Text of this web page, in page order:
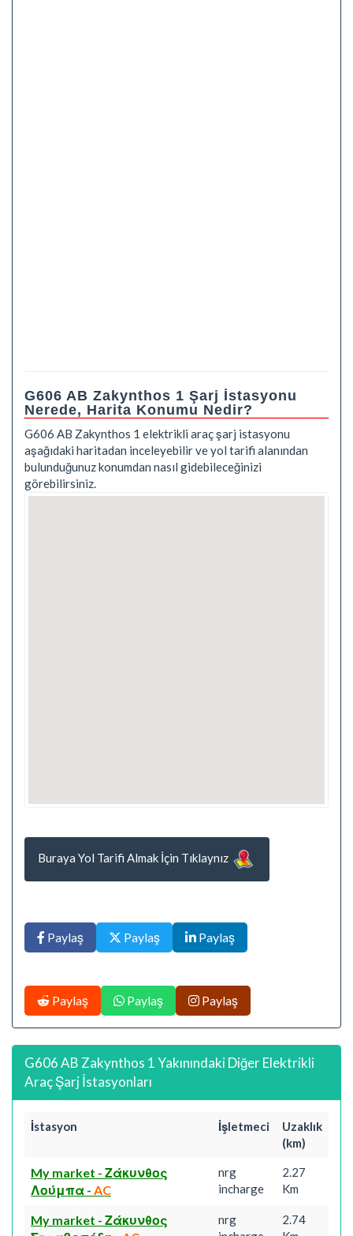
G606 AB Zakynthos 1 Şarj İstasyonu
Nerede, Harita Konumu Nedir?
G606 AB Zakynthos 1 elektrikli araç şarj istasyonu
aşağıdaki haritadan inceleyebilir ve yol tarifi alanından
bulunduğunuz konumdan nasıl gidebileceğinizi
görebilirsiniz.
Buraya Yol Tarifi Almak İçin Tıklaynız
Paylaş Paylaş Paylaş
Paylaş Paylaş Paylaş
G606 AB Zakynthos 1 Yakınındaki Diğer Elektrikli
Araç Şarj İstasyonları
İstasyon İşletmeci
Uzaklık
(km)
My market - Ζάκυνθος
Λούμπα - AC
nrg
incharge
2.27
Km
My market - Ζάκυνθος
nrg
2.74